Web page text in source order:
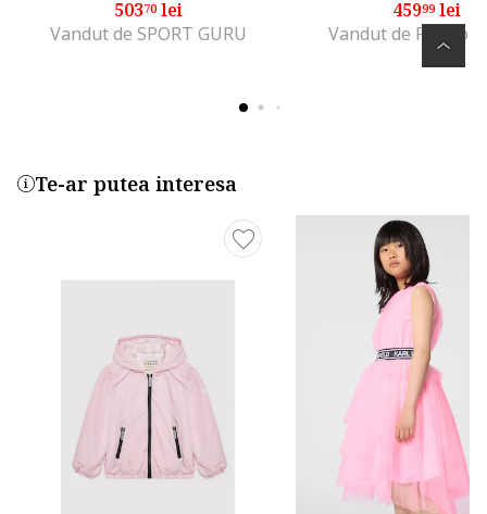
50370lei
Vandut de SPORT GURU
45999lei
Vandut de Fashion
Te-ar putea interesa